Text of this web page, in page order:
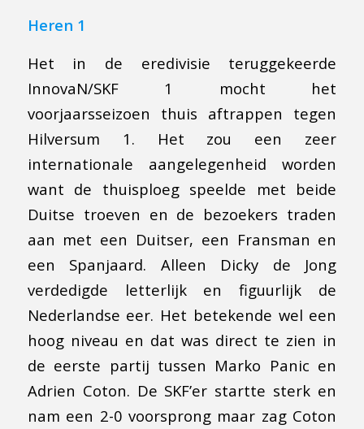
Heren 1
Het in de eredivisie teruggekeerde
InnovaN/SKF 1 mocht het
voorjaarsseizoen thuis aftrappen tegen
Hilversum 1. Het zou een zeer
internationale aangelegenheid worden
want de thuisploeg speelde met beide
Duitse troeven en de bezoekers traden
aan met een Duitser, een Fransman en
een Spanjaard. Alleen Dicky de Jong
verdedigde letterlijk en figuurlijk de
Nederlandse eer. Het betekende wel een
hoog niveau en dat was direct te zien in
de eerste partij tussen Marko Panic en
Adrien Coton. De SKF’er startte sterk en
nam een 2-0 voorsprong maar zag Coton